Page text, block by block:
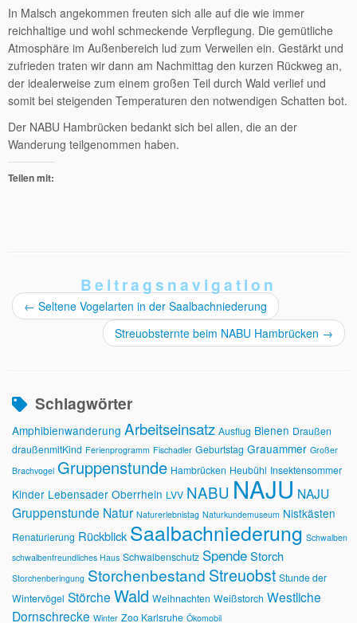
In Malsch angekommen freuten sich alle auf die wie immer
reichhaltige und wohl schmeckende Verpflegung. Die gemütliche
Atmosphäre im Außenbereich lud zum Verweilen ein. Gestärkt und
zufrieden traten wir dann am Nachmittag den kurzen Rückweg an,
der idealerweise zum einem großen Teil durch Wald verlief und
somit bei steigenden Temperaturen den notwendigen Schatten bot.
Der NABU Hambrücken bedankt sich bei allen, die an der
Wanderung teilgenommen haben.
Teilen mit:
Beitragsnavigation
← Seltene Vogelarten in der Saalbachniederung
Streuobsternte beim NABU Hambrücken →
Schlagwörter
Amphibienwanderung Arbeitseinsatz Ausflug Bienen Draußen
draußenmitKind Ferienprogramm Fischadler Geburtstag Grauammer Großer
Brachvogel Gruppenstunde Hambrücken Heubühl Insektensommer
Kinder Lebensader Oberrhein LVV NABU NAJU NAJU
Gruppenstunde Natur Naturerlebnistag Naturkundemuseum Nistkästen
Renaturierung Rückblick Saalbachniederung Schwalben
schwalbenfreundliches Haus Schwalbenschutz SpendeStorch
Storchenberingung Storchenbestand Streuobst Stunde der
Wintervögel Störche Wald Weihnachten Weißstorch Westliche
Dornschrecke Winter Zoo Karlsruhe Ökomobil